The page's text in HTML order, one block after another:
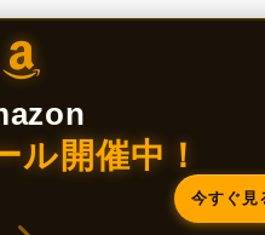
ル開催中！
今すぐ見